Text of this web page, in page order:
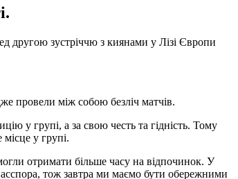
другою зустріччю з киянами у Лізі Європи
провели між собою безліч матчів.
у групі, а за свою честь та гідність. Тому
у групі.
отримати більше часу на відпочинок. У
тож завтра ми маємо бути обережними